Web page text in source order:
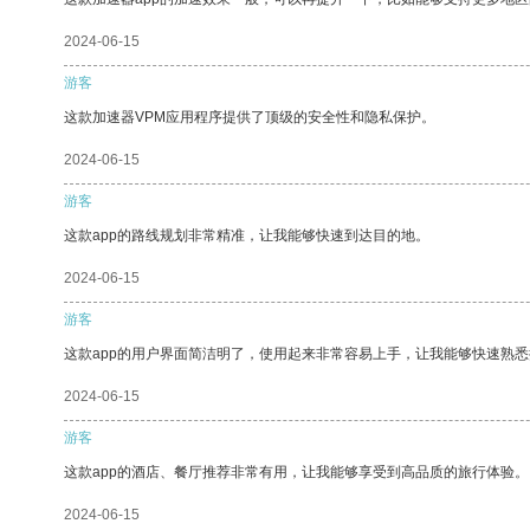
2024-06-15
游客
这款加速器VPM应用程序提供了顶级的安全性和隐私保护。
2024-06-15
游客
这款app的路线规划非常精准，让我能够快速到达目的地。
2024-06-15
游客
这款app的用户界面简洁明了，使用起来非常容易上手，让我能够快速熟
2024-06-15
游客
这款app的酒店、餐厅推荐非常有用，让我能够享受到高品质的旅行体验。
2024-06-15